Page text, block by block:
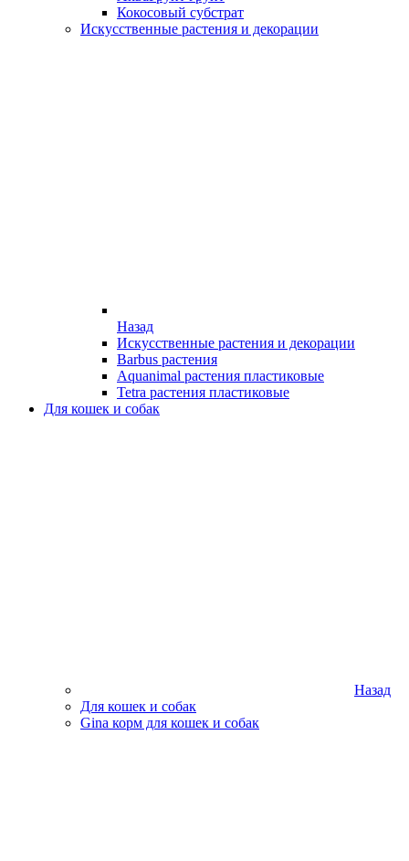
Кокосовый субстрат
Искусственные растения и декорации
Назад
Искусственные растения и декорации
Barbus растения
Aquanimal растения пластиковые
Tetra растения пластиковые
Для кошек и собак
Назад
Для кошек и собак
Gina корм для кошек и собак